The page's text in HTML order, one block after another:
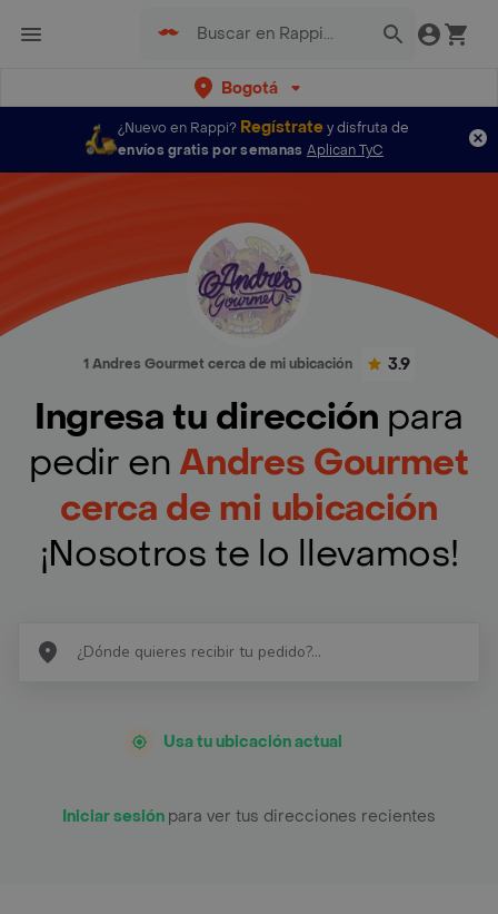
Bogotá
¿Nuevo en Rappi? Regístratey disfruta de
envíos gratis por semanas Aplican TyC
1 Andres Gourmet cerca de mi ubicación 3.9
Ingresa tu dirección para
pedir enAndres Gourmet
cerca de mi ubicación
¡Nosotros te lo llevamos!
Usa tu ubicación actual
Iniciar sesión para ver tus direcciones recientes